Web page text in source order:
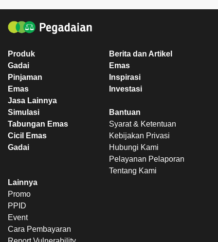
Produk
Gadai
Pinjaman
Emas
Jasa Lainnya
Berita dan Artikel
Emas
Inspirasi
Investasi
Simulasi
Tabungan Emas
Cicil Emas
Gadai
Bantuan
Syarat & Ketentuan
Kebijakan Privasi
Hubungi Kami
Pelayanan Pelaporan
Tentang Kami
Lainnya
Promo
PPID
Event
Cara Pembayaran